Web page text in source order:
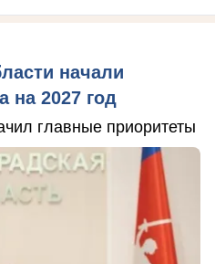
начали
на 2027 год
главные приоритеты